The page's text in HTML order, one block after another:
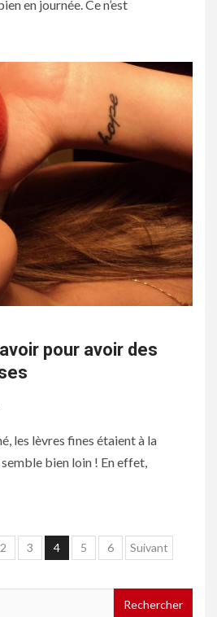
en journée. Ce n’est
pour avoir des
les lèvres fines étaient à la
bien loin ! En effet,
2 3 4 5 6 Suivant